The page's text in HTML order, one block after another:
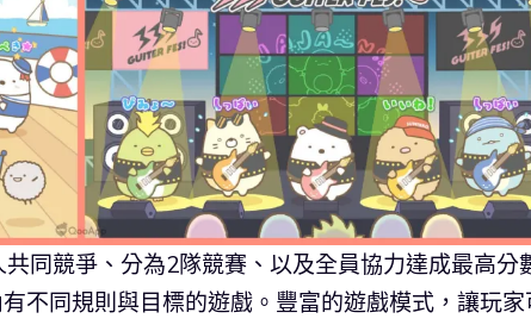
同競爭、分為2隊競賽、以及全員協力達成最高分
不同規則與目標的遊戲。豐富的遊戲模式，讓玩家